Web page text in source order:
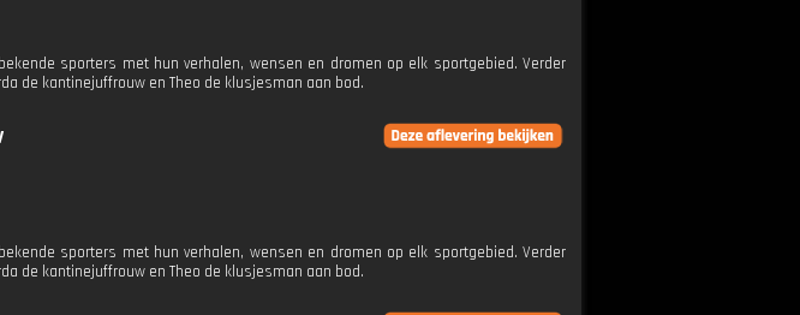
sporters met hun verhalen, wensen en dromen op elk sportgebied. Verder
de kantinejuffrouw en Theo de klusjesman aan bod.
sporters met hun verhalen, wensen en dromen op elk sportgebied. Verder
de kantinejuffrouw en Theo de klusjesman aan bod.